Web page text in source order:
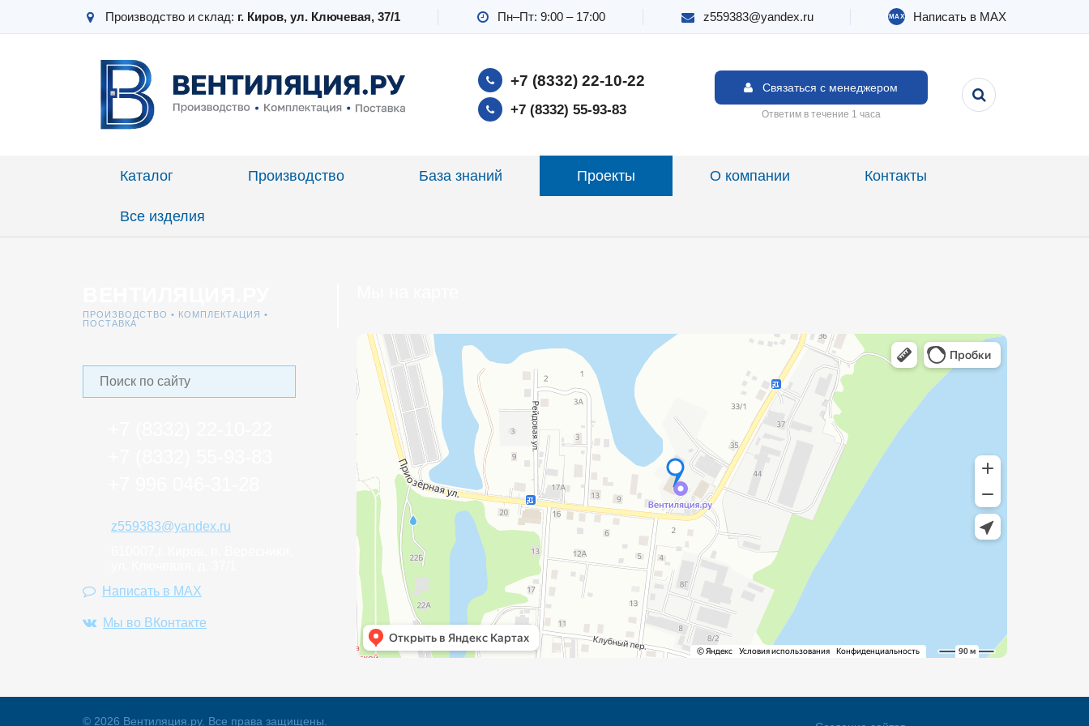
Производство и склад: г. Киров, ул. Ключевая, 37/1 Пн–Пт: 9:00 – 17:00 z559383@yandex.ru MAX Написать в MAX
+7 (8332) 22‑10-22
+7 (8332) 55-93-83
Связаться с менеджером
Ответим в течение 1 часа
Каталог Производство База знаний Проекты О компании Контакты
Все изделия
Главная Проекты Вентиляция Изготовление и монтаж дымоходов Киров автосалон KIA
Изготовление и монтаж дымоходов Киров автосалон KIA
ПРОИЗВОДСТВО • КОМПЛЕКТАЦИЯ •
ПОСТАВКА
z559383@yandex.ru
Написать в MAX
Мы во ВКонтакте
© 2026 Вентиляция.ру. Все права защищены.